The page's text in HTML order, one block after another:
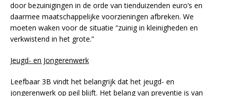
door bezuinigingen in de orde van tienduizenden euro’s en
daarmee maatschappelijke voorzieningen afbreken. We
moeten waken voor de situatie “zuinig in kleinigheden en
verkwistend in het grote.”
Jeugd- en Jongerenwerk
Leefbaar 3B vindt het belangrijk dat het jeugd- en
jongerenwerk op peil blijft. Het belang van preventie is van